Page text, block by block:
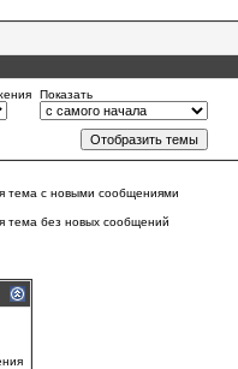
Показать
тема с новыми сообщениями
тема без новых сообщений